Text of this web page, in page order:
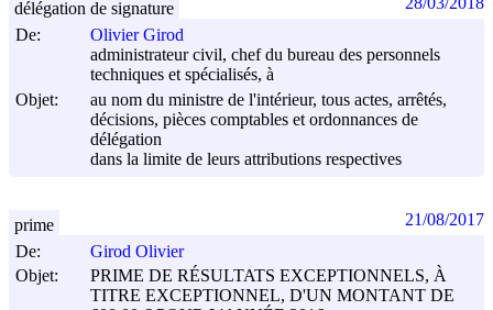
De:
Olivier Girod
administrateur civil, chef du bureau des personnels
techniques et spécialisés, à
Objet:
au nom du ministre de l'intérieur, tous actes, arrêtés,
décisions, pièces comptables et ordonnances de
délégation
dans la limite de leurs attributions respectives
délégation de signature
De:
Girod Olivier
Objet:
PRIME DE RÉSULTATS EXCEPTIONNELS, À
TITRE EXCEPTIONNEL, D'UN MONTANT DE
prime 21/08/2017